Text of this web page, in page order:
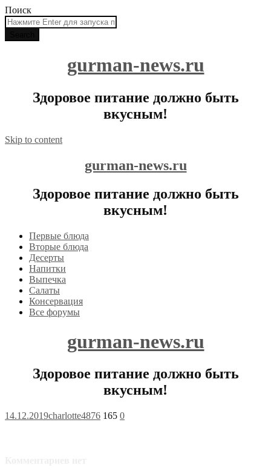
Поиск
gurman-news.ru
Здоровое питание должно быть
вкусным!
Skip to content
gurman-news.ru
Здоровое питание должно быть
вкусным!
Первые блюда
Вторые блюда
Десерты
Напитки
Выпечка
Салаты
Консервация
Все форумы
gurman-news.ru
Здоровое питание должно быть
вкусным!
14.12.2019charlotte4876 165 0